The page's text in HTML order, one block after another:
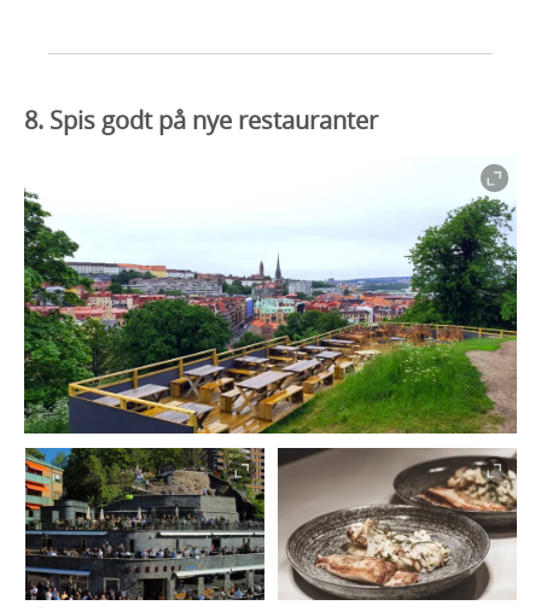
8. Spis godt på nye restauranter